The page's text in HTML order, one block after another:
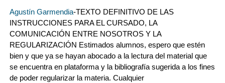
Agustín Garmendia-TEXTO DEFINITIVO DE LAS
INSTRUCCIONES PARA EL CURSADO, LA
COMUNICACIÓN ENTRE NOSOTROS Y LA
REGULARIZACIÓN Estimados alumnos, espero que estén
bien y que ya se hayan abocado a la lectura del material que
se encuentra en plataforma y la bibliografía sugerida a los fines
de poder regularizar la materia. Cualquier